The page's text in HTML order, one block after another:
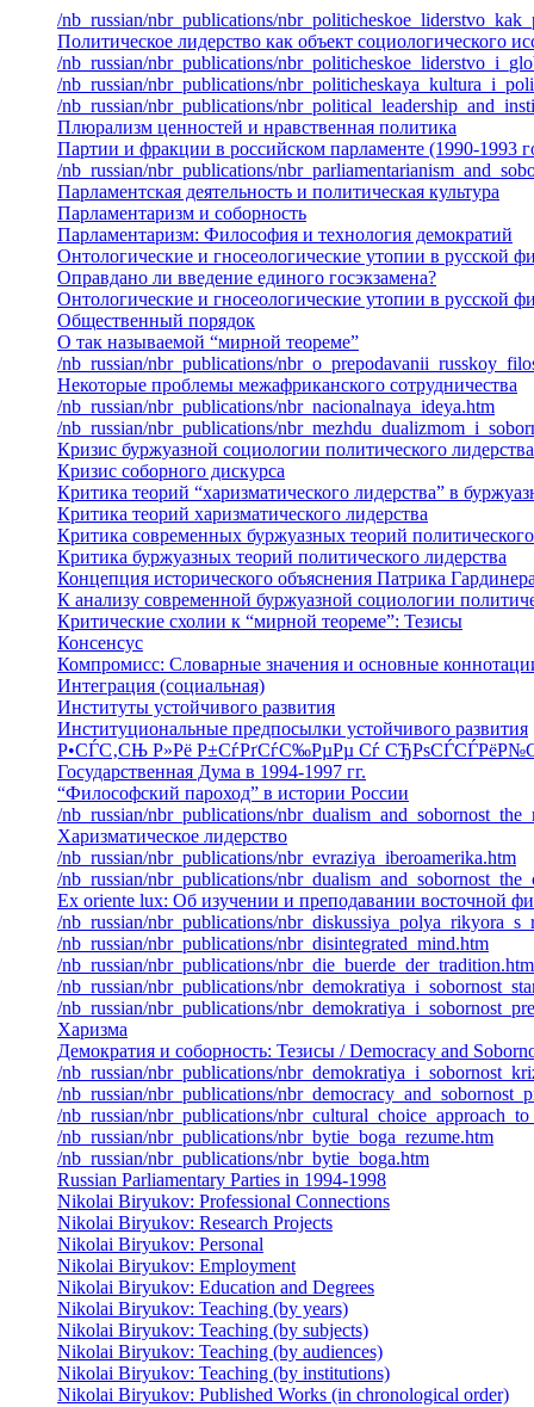
/nb_russian/nbr_publications/
Политическое лидерство как объект социологического
/nb_russian/nbr_publications/
/nb_russian/nbr_publications/
/nb_russian/nbr_publications/
Плюрализм ценностей и нравственная политика
Партии и фракции в российском парламенте (1990-1993
/nb_russian/nbr_publications/
Парламентская деятельность и политическая культура
Парламентаризм и соборность
Парламентаризм: Философия и технология демократий
Онтологические и гносеологические утопии в русской
Оправдано ли введение единого госэкзамена?
Онтологические и гносеологические утопии в русской
Общественный порядок
О так называемой “мирной теореме”
/nb_russian/nbr_publications/
Некоторые проблемы межафриканского сотрудничества
/nb_russian/nbr_publications/nbr_nacionalnaya_ideya.htm
/nb_russian/nbr_publications/
Кризис буржуазной социологии политического лидерства
Кризис соборного дискурса
Критика теорий “харизматического лидерства” в
Критика теорий харизматического лидерства
Критика современных буржуазных теорий
Критика буржуазных теорий политического лидерства
Концепция исторического объяснения Патрика
К анализу современной буржуазной социологии
Критические схолии к “мирной теореме”: Тезисы
Консенсус
Компромисс: Словарные значения и основные
Интеграция (социальная)
Институты устойчивого развития
Институциональные предпосылки устойчивого развития
Р•СЃС‚СЊ Р»Рё Р±СѓРґСѓС‰РµРµ Сѓ
Государственная Дума в 1994-1997 гг.
“Философский пароход” в истории России
/nb_russian/nbr_publications/
Харизматическое лидерство
/nb_russian/nbr_publications/nbr_evraziya_iberoamerika.htm
/nb_russian/nbr_publications/
Ex oriente lux: Об изучении и преподавании восточной
/nb_russian/nbr_publications/
/nb_russian/nbr_publications/nbr_disintegrated_mind.htm
/nb_russian/nbr_publications/nbr_die_buerde_der_tradition.htm
/nb_russian/nbr_publications/
/nb_russian/nbr_publications/
Харизма
Демократия и соборность: Тезисы / Democracy and
/nb_russian/nbr_publications/
/nb_russian/nbr_publications/
/nb_russian/nbr_publications/
/nb_russian/nbr_publications/nbr_bytie_boga_rezume.htm
/nb_russian/nbr_publications/nbr_bytie_boga.htm
Russian Parliamentary Parties in 1994-1998
Nikolai Biryukov: Professional Connections
Nikolai Biryukov: Research Projects
Nikolai Biryukov: Personal
Nikolai Biryukov: Employment
Nikolai Biryukov: Education and Degrees
Nikolai Biryukov: Teaching (by years)
Nikolai Biryukov: Teaching (by subjects)
Nikolai Biryukov: Teaching (by audiences)
Nikolai Biryukov: Teaching (by institutions)
Nikolai Biryukov: Published Works (in chronological order)